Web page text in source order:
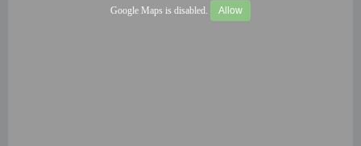
Google Maps is disabled. Allow